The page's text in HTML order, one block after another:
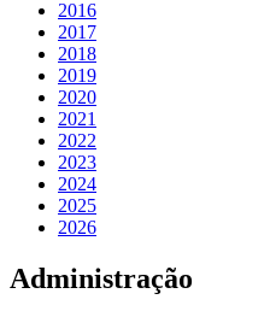
2016
2017
2018
2019
2020
2021
2022
2023
2024
2025
2026
Administração